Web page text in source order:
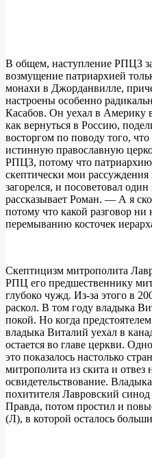
В общем, наступление РПЦЗ
возмущение патриархией
монахи в Джорданвилле,
настроены особенно
Касабов. Он уехал в Америку
как вернуться в Россию,
восторгом по поводу того,
истинную православную
РПЦЗ, потому что
скептически мои
загорелся, и посоветовал
рассказывает Роман. — А я
потому что какой разговор ни
перемыванию косточек
Скептицизм митрополита
РПЦ его предшественнику
глубоко чужд. Из-за этого в
раскол. В том году владыка
покой. Но когда
владыка Виталий уехал в
остается во главе церкви.
это показалось настолько
митрополита из скита и отвез
освидетельствование.
похитителя Лавровский
Правда, потом простил и
(Л), в которой осталось